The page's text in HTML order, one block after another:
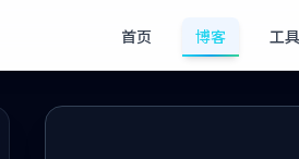
首页 博客 工具